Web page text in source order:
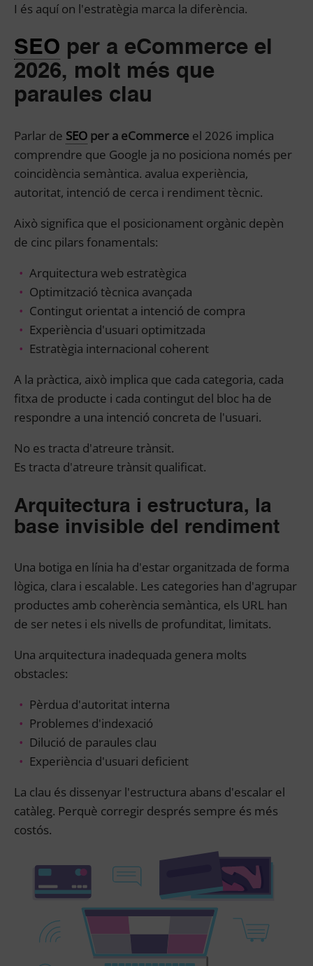
I és aquí on l'estratègia marca la diferència.
SEO per a eCommerce el
2026, molt més que
paraules clau
Parlar de SEO per a eCommerce el 2026 implica
comprendre que Google ja no posiciona només per
coincidència semàntica. avalua experiència,
autoritat, intenció de cerca i rendiment tècnic.
Això significa que el posicionament orgànic depèn
de cinc pilars fonamentals:
Arquitectura web estratègica
Optimització tècnica avançada
Contingut orientat a intenció de compra
Experiència d'usuari optimitzada
Estratègia internacional coherent
A la pràctica, això implica que cada categoria, cada
fitxa de producte i cada contingut del bloc ha de
respondre a una intenció concreta de l'usuari.
No es tracta d'atreure trànsit.
Es tracta d'atreure trànsit qualificat.
Arquitectura i estructura, la
base invisible del rendiment
Una botiga en línia ha d'estar organitzada de forma
lògica, clara i escalable. Les categories han d'agrupar
productes amb coherència semàntica, els URL han
de ser netes i els nivells de profunditat, limitats.
Una arquitectura inadequada genera molts
obstacles:
Pèrdua d'autoritat interna
Problemes d'indexació
Dilució de paraules clau
Experiència d'usuari deficient
La clau és dissenyar l'estructura abans d'escalar el
catàleg. Perquè corregir després sempre és més
costós.